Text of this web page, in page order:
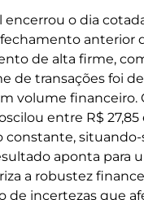
encerrou o dia
anterior
de alta firme,
de transações foi
volume
entre R$ 27,85
constante,
aponta para
a robustez
de incertezas que